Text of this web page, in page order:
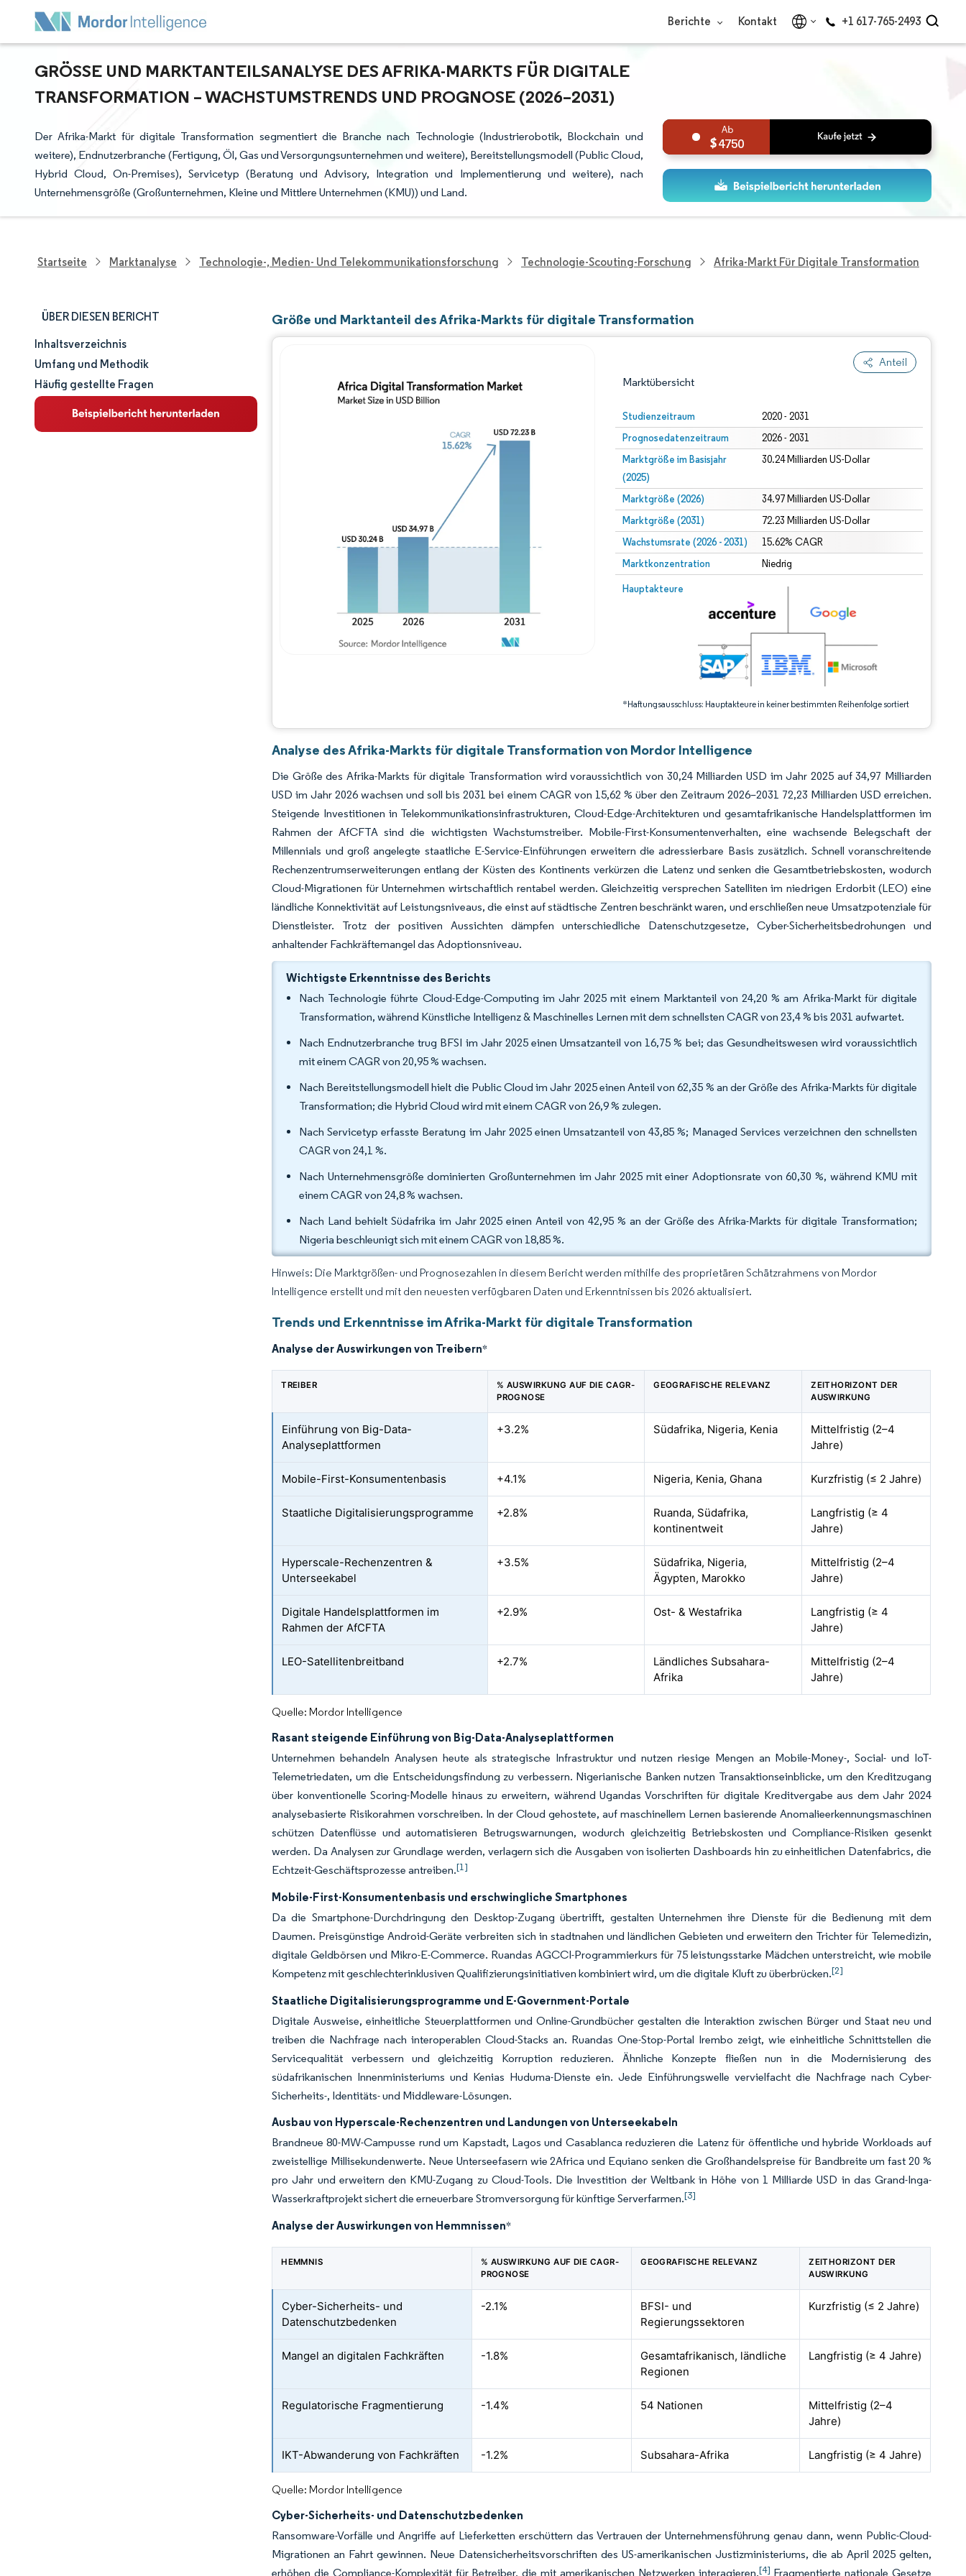
Berichte Kontakt +1 617-765-2493
GRÖSSE UND MARKTANTEILSANALYSE DES AFRIKA-MARKTS FÜR DIGITALE T
RANSFORMATION – WACHSTUMSTRENDS UND PROGNOSE (2026–2031)
Der Afrika-Markt für digitale Transformation segmentiert die Branche nach Technologie (Industrierobotik, Blockchain und
weitere), Endnutzerbranche (Fertigung, Öl, Gas und Versorgungsunternehmen und weitere), Bereitstellungsmodell (Public Cloud,
Hybrid Cloud, On-Premises), Servicetyp (Beratung und Advisory, Integration und Implementierung und weitere), nach
Unternehmensgröße (Großunternehmen, Kleine und Mittlere Unternehmen (KMU)) und Land.
4750
Startseite Marktanalyse Technologie-, Medien- Und Telekommunikationsforschung Technologie-Scouting-Forschung Afrika-Markt Für Digitale Transformation
ÜBER DIESEN BERICHT
Marktgröße und -anteil
Marktanalyse
Trends und Einblicke
Inhaltsverzeichnis
Umfang und Methodik
Häufig gestellte Fragen
Größe und Marktanteil des Afrika-Markts für digitale Transformation
Anteil
Marktübersicht
Studienzeitraum 2020 - 2031
Prognosedatenzeitraum 2026 - 2031
Marktgröße im Basisjahr
(2025)
30.24 Milliarden US-Dollar
Marktgröße (2026) 34.97 Milliarden US-Dollar
Marktgröße (2031) 72.23 Milliarden US-Dollar
Wachstumsrate (2026 - 2031) 15.62% CAGR
Marktkonzentration Niedrig
Hauptakteure
*Haftungsausschluss: Hauptakteure in keiner bestimmten Reihenfolge sortiert
Bild © Mordor Intelligence. Wiederverwendung erfordert Namensnennung gemäß CC BY 4.0.
Bild © Mordor Intelligence. Wiederverwendung erfordert Namensnennung gemäß CC BY 4.0.
Analyse des Afrika-Markts für digitale Transformation von Mordor Intelligence
Die Größe des Afrika-Markts für digitale Transformation wird voraussichtlich von 30,24 Milliarden USD im Jahr 2025 auf 34,97 Milliarden
USD im Jahr 2026 wachsen und soll bis 2031 bei einem CAGR von 15,62 % über den Zeitraum 2026–2031 72,23 Milliarden USD erreichen.
Steigende Investitionen in Telekommunikationsinfrastrukturen, Cloud-Edge-Architekturen und gesamtafrikanische Handelsplattformen im
Rahmen der AfCFTA sind die wichtigsten Wachstumstreiber. Mobile-First-Konsumentenverhalten, eine wachsende Belegschaft der
Millennials und groß angelegte staatliche E-Service-Einführungen erweitern die adressierbare Basis zusätzlich. Schnell voranschreitende
Rechenzentrumserweiterungen entlang der Küsten des Kontinents verkürzen die Latenz und senken die Gesamtbetriebskosten, wodurch
Cloud-Migrationen für Unternehmen wirtschaftlich rentabel werden. Gleichzeitig versprechen Satelliten im niedrigen Erdorbit (LEO) eine
ländliche Konnektivität auf Leistungsniveaus, die einst auf städtische Zentren beschränkt waren, und erschließen neue Umsatzpotenziale für
Dienstleister. Trotz der positiven Aussichten dämpfen unterschiedliche Datenschutzgesetze, Cyber-Sicherheitsbedrohungen und
anhaltender Fachkräftemangel das Adoptionsniveau.
Wichtigste Erkenntnisse des Berichts
Nach Technologie führte Cloud-Edge-Computing im Jahr 2025 mit einem Marktanteil von 24,20 % am Afrika-Markt für digitale
Transformation, während Künstliche Intelligenz & Maschinelles Lernen mit dem schnellsten CAGR von 23,4 % bis 2031 aufwartet.
Nach Endnutzerbranche trug BFSI im Jahr 2025 einen Umsatzanteil von 16,75 % bei; das Gesundheitswesen wird voraussichtlich
mit einem CAGR von 20,95 % wachsen.
Nach Bereitstellungsmodell hielt die Public Cloud im Jahr 2025 einen Anteil von 62,35 % an der Größe des Afrika-Markts für digitale
Transformation; die Hybrid Cloud wird mit einem CAGR von 26,9 % zulegen.
Nach Servicetyp erfasste Beratung im Jahr 2025 einen Umsatzanteil von 43,85 %; Managed Services verzeichnen den schnellsten
CAGR von 24,1 %.
Nach Unternehmensgröße dominierten Großunternehmen im Jahr 2025 mit einer Adoptionsrate von 60,30 %, während KMU mit
einem CAGR von 24,8 % wachsen.
Nach Land behielt Südafrika im Jahr 2025 einen Anteil von 42,95 % an der Größe des Afrika-Markts für digitale Transformation;
Nigeria beschleunigt sich mit einem CAGR von 18,85 %.
Hinweis: Die Marktgrößen- und Prognosezahlen in diesem Bericht werden mithilfe des proprietären Schätzrahmens von Mordor
Intelligence erstellt und mit den neuesten verfügbaren Daten und Erkenntnissen bis 2026 aktualisiert.
Trends und Erkenntnisse im Afrika-Markt für digitale Transformation
Analyse der Auswirkungen von Treibern*
TREIBER
% AUSWIRKUNG AUF DIE CAGR-
PROGNOSE
GEOGRAFISCHE RELEVANZ
ZEITHORIZONT DER
AUSWIRKUNG
Einführung von Big-Data-
Analyseplattformen
+3.2% Südafrika, Nigeria, Kenia
Mittelfristig (2–4
Jahre)
Mobile-First-Konsumentenbasis +4.1% Nigeria, Kenia, Ghana Kurzfristig (≤ 2 Jahre)
Staatliche Digitalisierungsprogramme +2.8%
Ruanda, Südafrika,
kontinentweit
Langfristig (≥ 4
Jahre)
Hyperscale-Rechenzentren &
Unterseekabel
+3.5%
Südafrika, Nigeria,
Ägypten, Marokko
Mittelfristig (2–4
Jahre)
Digitale Handelsplattformen im
Rahmen der AfCFTA
+2.9% Ost- & Westafrika
Langfristig (≥ 4
Jahre)
LEO-Satellitenbreitband +2.7%
Ländliches Subsahara-
Afrika
Mittelfristig (2–4
Jahre)
Quelle: Mordor Intelligence
Rasant steigende Einführung von Big-Data-Analyseplattformen
Unternehmen behandeln Analysen heute als strategische Infrastruktur und nutzen riesige Mengen an Mobile-Money-, Social- und IoT-
Telemetriedaten, um die Entscheidungsfindung zu verbessern. Nigerianische Banken nutzen Transaktionseinblicke, um den Kreditzugang
über konventionelle Scoring-Modelle hinaus zu erweitern, während Ugandas Vorschriften für digitale Kreditvergabe aus dem Jahr 2024
analysebasierte Risikorahmen vorschreiben. In der Cloud gehostete, auf maschinellem Lernen basierende Anomalieerkennungsmaschinen
schützen Datenflüsse und automatisieren Betrugswarnungen, wodurch gleichzeitig Betriebskosten und Compliance-Risiken gesenkt
werden. Da Analysen zur Grundlage werden, verlagern sich die Ausgaben von isolierten Dashboards hin zu einheitlichen Datenfabrics, die
Echtzeit-Geschäftsprozesse antreiben.[1]
Mobile-First-Konsumentenbasis und erschwingliche Smartphones
Da die Smartphone-Durchdringung den Desktop-Zugang übertrifft, gestalten Unternehmen ihre Dienste für die Bedienung mit dem
Daumen. Preisgünstige Android-Geräte verbreiten sich in stadtnahen und ländlichen Gebieten und erweitern den Trichter für Telemedizin,
digitale Geldbörsen und Mikro-E-Commerce. Ruandas AGCCI-Programmierkurs für 75 leistungsstarke Mädchen unterstreicht, wie mobile
Kompetenz mit geschlechterinklusiven Qualifizierungsinitiativen kombiniert wird, um die digitale Kluft zu überbrücken.[2]
Staatliche Digitalisierungsprogramme und E-Government-Portale
Digitale Ausweise, einheitliche Steuerplattformen und Online-Grundbücher gestalten die Interaktion zwischen Bürger und Staat neu und
treiben die Nachfrage nach interoperablen Cloud-Stacks an. Ruandas One-Stop-Portal Irembo zeigt, wie einheitliche Schnittstellen die
Servicequalität verbessern und gleichzeitig Korruption reduzieren. Ähnliche Konzepte fließen nun in die Modernisierung des
südafrikanischen Innenministeriums und Kenias Huduma-Dienste ein. Jede Einführungswelle vervielfacht die Nachfrage nach Cyber-
Sicherheits-, Identitäts- und Middleware-Lösungen.
Ausbau von Hyperscale-Rechenzentren und Landungen von Unterseekabeln
Brandneue 80-MW-Campusse rund um Kapstadt, Lagos und Casablanca reduzieren die Latenz für öffentliche und hybride Workloads auf
zweistellige Millisekundenwerte. Neue Unterseefasern wie 2Africa und Equiano senken die Großhandelspreise für Bandbreite um fast 20 %
pro Jahr und erweitern den KMU-Zugang zu Cloud-Tools. Die Investition der Weltbank in Höhe von 1 Milliarde USD in das Grand-Inga-
Wasserkraftprojekt sichert die erneuerbare Stromversorgung für künftige Serverfarmen.[3]
Analyse der Auswirkungen von Hemmnissen*
HEMMNIS
% AUSWIRKUNG AUF DIE CAGR-
PROGNOSE
GEOGRAFISCHE RELEVANZ
ZEITHORIZONT DER
AUSWIRKUNG
Cyber-Sicherheits- und
Datenschutzbedenken
-2.1%
BFSI- und
Regierungssektoren
Kurzfristig (≤ 2 Jahre)
Mangel an digitalen Fachkräften -1.8%
Gesamtafrikanisch, ländliche
Regionen
Langfristig (≥ 4 Jahre)
Regulatorische Fragmentierung -1.4% 54 Nationen
Mittelfristig (2–4
Jahre)
IKT-Abwanderung von Fachkräften -1.2% Subsahara-Afrika Langfristig (≥ 4 Jahre)
Quelle: Mordor Intelligence
Cyber-Sicherheits- und Datenschutzbedenken
Ransomware-Vorfälle und Angriffe auf Lieferketten erschüttern das Vertrauen der Unternehmensführung genau dann, wenn Public-Cloud-
Migrationen an Fahrt gewinnen. Neue Datensicherheitsvorschriften des US-amerikanischen Justizministeriums, die ab April 2025 gelten,
erhöhen die Compliance-Komplexität für Betreiber, die mit amerikanischen Netzwerken interagieren.[4] Fragmentierte nationale Gesetze